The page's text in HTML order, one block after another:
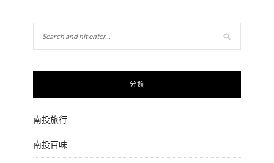
分類
南投旅行
南投百味